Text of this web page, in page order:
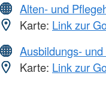
Alten- und
Karte: Link zur
Ausbildungs-
Karte: Link zur